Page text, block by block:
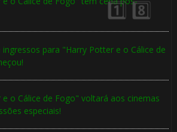
ingressos para "Harry Potter e o Cálice de
o Cálice de Fogo" voltará aos cinemas
especiais!